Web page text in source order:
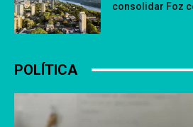
consolidar Foz
POLÍTICA